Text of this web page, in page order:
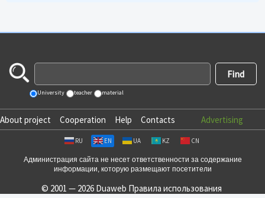
University teacher material
About project Cooperation Help Contacts Advertising
RU EN UA KZ CN
Администрация сайта не несет ответственности за содержание
информации, которую размещают посетители
© 2001 — 2026 Duaweb Правила использования